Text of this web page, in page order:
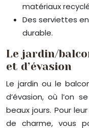
matériaux
Des serviettes
durable.
Le jardin/
et d’évasion
Le jardin ou le
d’évasion, où l’on
beaux jours. Pour
de charme, vous